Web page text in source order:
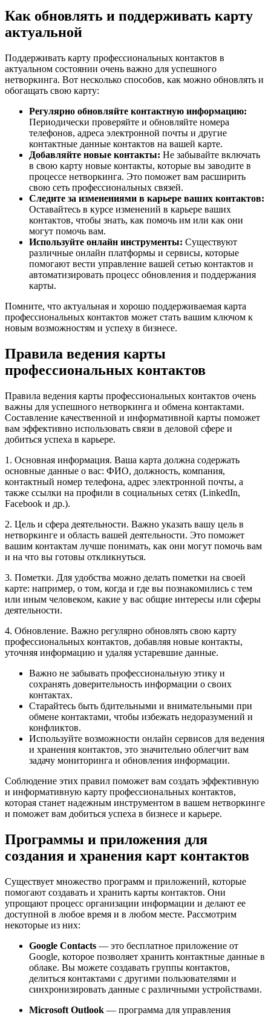
Как обновлять и поддерживать карту
актуальной
Поддерживать карту профессиональных контактов в
актуальном состоянии очень важно для успешного
нетворкинга. Вот несколько способов, как можно обновлять и
обогащать свою карту:
Регулярно обновляйте контактную информацию:
Периодически проверяйте и обновляйте номера
телефонов, адреса электронной почты и другие
контактные данные контактов на вашей карте.
Добавляйте новые контакты: Не забывайте включать
в свою карту новые контакты, которые вы заводите в
процессе нетворкинга. Это поможет вам расширить
свою сеть профессиональных связей.
Следите за изменениями в карьере ваших контактов:
Оставайтесь в курсе изменений в карьере ваших
контактов, чтобы знать, как помочь им или как они
могут помочь вам.
Используйте онлайн инструменты: Существуют
различные онлайн платформы и сервисы, которые
помогают вести управление вашей сетью контактов и
автоматизировать процесс обновления и поддержания
карты.
Помните, что актуальная и хорошо поддерживаемая карта
профессиональных контактов может стать вашим ключом к
новым возможностям и успеху в бизнесе.
Правила ведения карты
профессиональных контактов
Правила ведения карты профессиональных контактов очень
важны для успешного нетворкинга и обмена контактами.
Составление качественной и информативной карты поможет
вам эффективно использовать связи в деловой сфере и
добиться успеха в карьере.
1. Основная информация. Ваша карта должна содержать
основные данные о вас: ФИО, должность, компания,
контактный номер телефона, адрес электронной почты, а
также ссылки на профили в социальных сетях (LinkedIn,
Facebook и др.).
2. Цель и сфера деятельности. Важно указать вашу цель в
нетворкинге и область вашей деятельности. Это поможет
вашим контактам лучше понимать, как они могут помочь вам
и на что вы готовы откликнуться.
3. Пометки. Для удобства можно делать пометки на своей
карте: например, о том, когда и где вы познакомились с тем
или иным человеком, какие у вас общие интересы или сферы
деятельности.
4. Обновление. Важно регулярно обновлять свою карту
профессиональных контактов, добавляя новые контакты,
уточняя информацию и удаляя устаревшие данные.
Важно не забывать профессиональную этику и
сохранять доверительность информации о своих
контактах.
Старайтесь быть бдительными и внимательными при
обмене контактами, чтобы избежать недоразумений и
конфликтов.
Используйте возможности онлайн сервисов для ведения
и хранения контактов, это значительно облегчит вам
задачу мониторинга и обновления информации.
Соблюдение этих правил поможет вам создать эффективную
и информативную карту профессиональных контактов,
которая станет надежным инструментом в вашем нетворкинге
и поможет вам добиться успеха в бизнесе и карьере.
Программы и приложения для
создания и хранения карт контактов
Существует множество программ и приложений, которые
помогают создавать и хранить карты контактов. Они
упрощают процесс организации информации и делают ее
доступной в любое время и в любом месте. Рассмотрим
некоторые из них:
Google Contacts — это бесплатное приложение от
Google, которое позволяет хранить контактные данные в
облаке. Вы можете создавать группы контактов,
делиться контактами с другими пользователями и
синхронизировать данные с различными устройствами.
Microsoft Outlook — программа для управления